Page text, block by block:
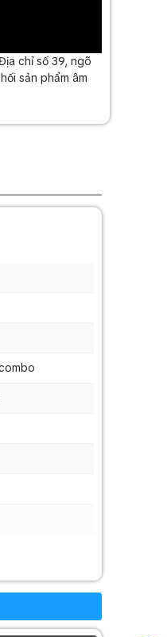
chỉ số 39, ngõ
sản phẩm âm